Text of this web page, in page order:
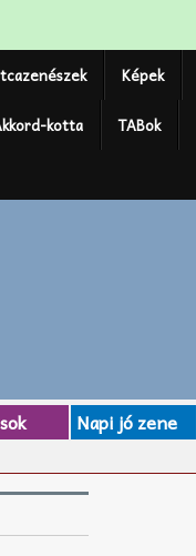
Képek
kotta TABok
Napi jó zene